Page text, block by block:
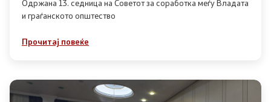
Контакт
Контакт
Линкови
Одржана 13. седница на Советот за соработка меѓу Владата
и граѓанското општество
Прочитај повеќе